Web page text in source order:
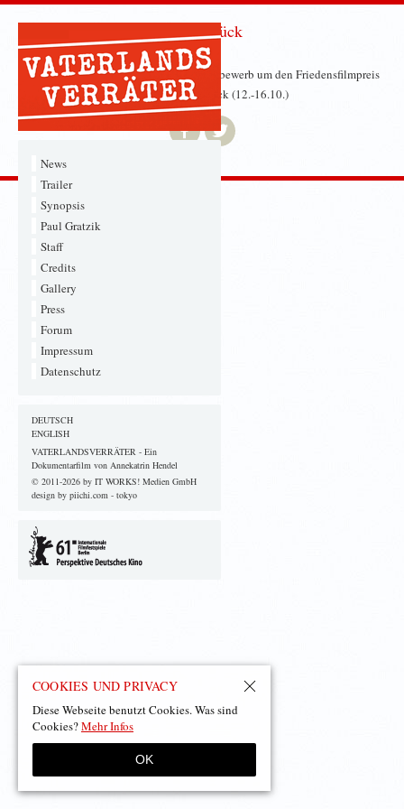
News
Trailer
Synopsis
Paul Gratzik
Staff
Credits
Gallery
Press
Forum
Impressum
Datenschutz
DEUTSCH
ENGLISH
VATERLANDSVERRÄTER - Ein
Dokumentarfilm von Annekatrin Hendel
© 2011-2026 by IT WORKS! Medien GmbH
design by piichi.com - tokyo
Unabhängiges Filmfest Osnabrück
VATERLANDSVERRÄTER läuft im Wettbewerb um den Friedensfilmpreis
auf dem Unabhängigen Filmfest Osnabrück (12.-16.10.)
COOKIES UND PRIVACY
Diese Webseite benutzt Cookies. Was sind
Cookies?Mehr Infos
OK